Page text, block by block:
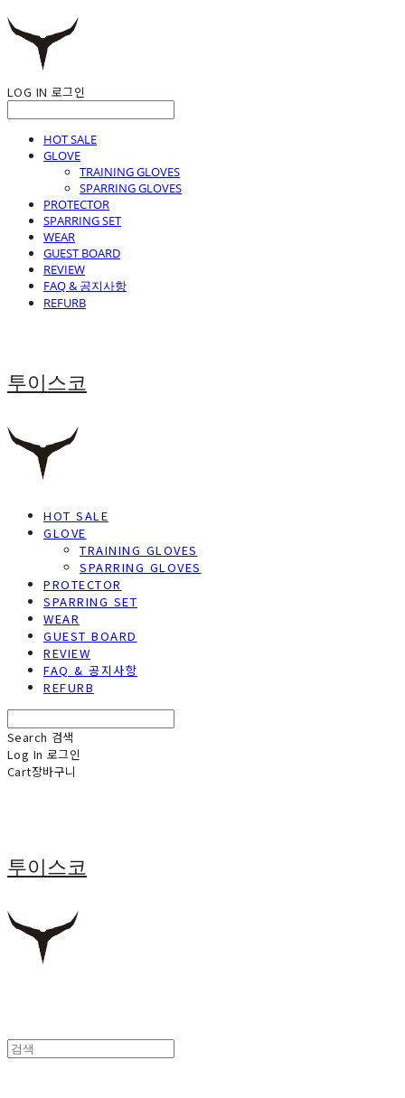
LOG IN 로그인
HOT SALE
GLOVE
TRAINING GLOVES
SPARRING GLOVES
PROTECTOR
SPARRING SET
WEAR
GUEST BOARD
REVIEW
FAQ & 공지사항
REFURB
투이스코
HOT SALE
GLOVE
TRAINING GLOVES
SPARRING GLOVES
PROTECTOR
SPARRING SET
WEAR
GUEST BOARD
REVIEW
FAQ & 공지사항
REFURB
Search 검색
Log In 로그인
Cart장바구니
투이스코